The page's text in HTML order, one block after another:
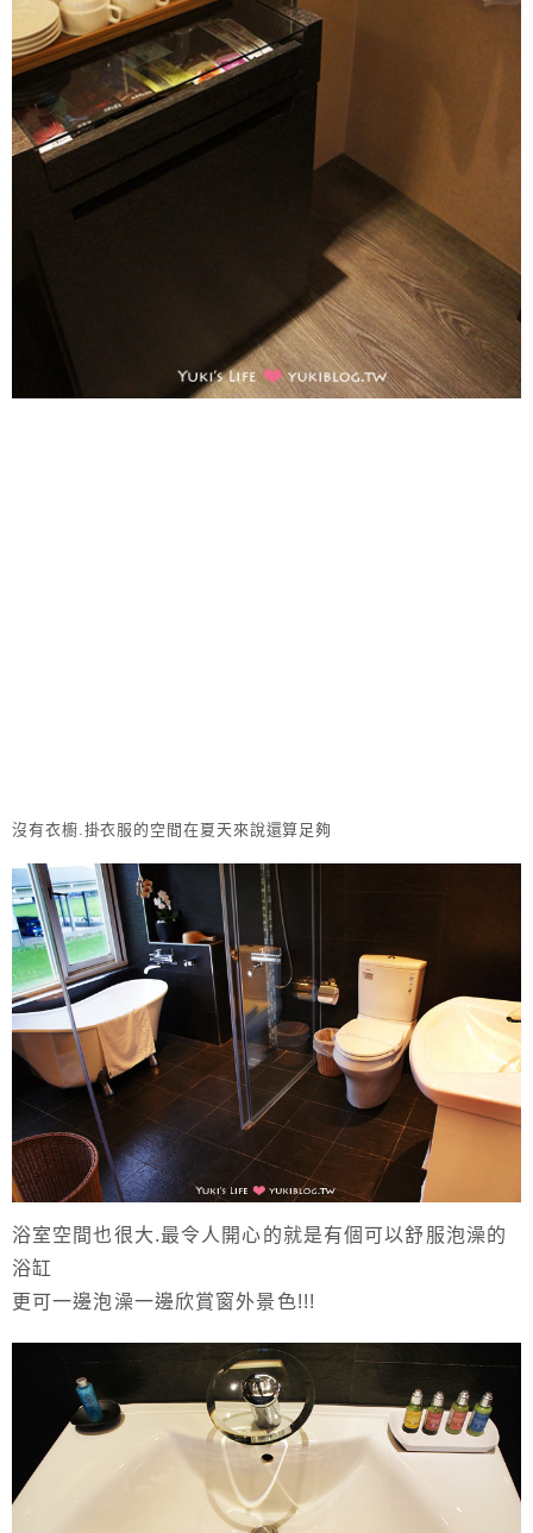
沒有衣櫥.掛衣服的空間在夏天來說還算足夠
浴室空間也很大.最令人開心的就是有個可以舒服泡澡的
浴缸
更可一邊泡澡一邊欣賞窗外景色!!!